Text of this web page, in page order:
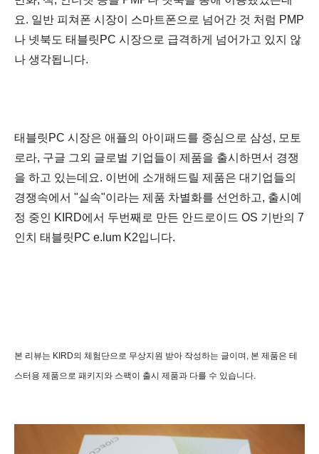
요. 일반 피쳐폰 시장이 스마트폰으로 넘어간 것 처럼 PMP
나 넷북도 태블릿PC 시장으로 급격하게 넘어가고 있지 않
나 생각됩니다.
태블릿PC 시장은 애플의 아이패드를 중심으로 삼성, 모토
로라, 구글 그외 글로벌 기업들이 제품을 출시하면서 경쟁
을 하고 있는데요. 이번에 소개해드릴 제품은 대기업들의
경쟁속에서 "실속"이라는 제품 차별화를 선언하고, 출시예
정 중인 KIRD에서 두번째로 만든 안드로이드 OS 기반의 7
인치 태블릿PC e.lum K2입니다.
본 리뷰는 KIRD의 체험단으로 무상지원 받아 작성하는 글이며, 본 제품은 테
스터용 제품으 로 패키지와 스팩이 출시 제품과 다를 수 있습니다.